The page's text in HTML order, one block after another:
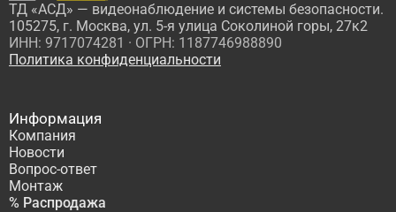
ТД «АСД» — видеонаблюдение и системы безопасности.
105275, г. Москва, ул. 5-я улица Соколиной горы, 27к2
ИНН: 9717074281 · ОГРН: 1187746988890
Политика конфиденциальности
Информация
Компания
Новости
Вопрос-ответ
Монтаж
% Распродажа